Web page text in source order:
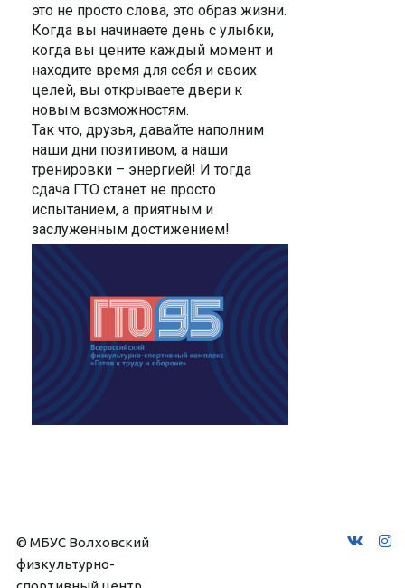
это не просто слова, это образ жизни.
Когда вы начинаете день с улыбки,
когда вы цените каждый момент и
находите время для себя и своих
целей, вы открываете двери к
новым возможностям.
Так что, друзья, давайте наполним
наши дни позитивом, а наши
тренировки – энергией! И тогда
сдача ГТО станет не просто
испытанием, а приятным и
заслуженным достижением!
© МБУС Волховский
физкультурно-